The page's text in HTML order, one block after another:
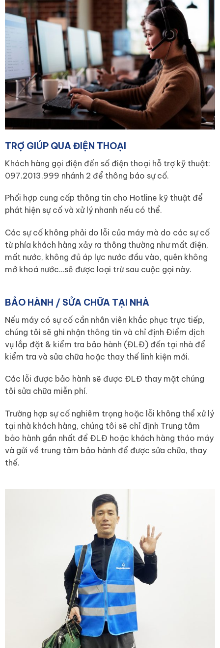
TRỢ GIÚP QUA ĐIỆN THOẠI
Khách hàng gọi điện đến số điện thoại hỗ trợ kỹ thuật:
097.2013.999 nhánh 2 để thông báo sự cố.
Phối hợp cung cấp thông tin cho Hotline kỹ thuật để
phát hiện sự cố và xử lý nhanh nếu có thể.
Các sự cố không phải do lỗi của máy mà do các sự cố
từ phía khách hàng xảy ra thông thường như mất điện,
mất nước, không đủ áp lực nước đầu vào, quên không
mở khoá nước…sẽ được loại trừ sau cuộc gọi này.
BẢO HÀNH / SỬA CHỮA TẠI NHÀ
Nếu máy có sự cố cần nhân viên khắc phục trực tiếp,
chúng tôi sẽ ghi nhận thông tin và chỉ định Điểm dịch
vụ lắp đặt & kiểm tra bảo hành (ĐLĐ) đến tại nhà để
kiểm tra và sửa chữa hoặc thay thế linh kiện mới.
Các lỗi được bảo hành sẽ được ĐLĐ thay mặt chúng
tôi sửa chữa miễn phí.
Trường hợp sự cố nghiêm trọng hoặc lỗi không thể xử lý
tại nhà khách hàng, chúng tôi sẽ chỉ định Trung tâm
bảo hành gần nhất để ĐLĐ hoặc khách hàng tháo máy
và gửi về trung tâm bảo hành để được sửa chữa, thay
thế.